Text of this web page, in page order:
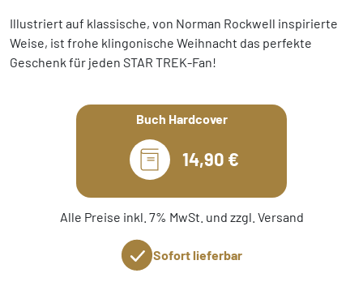
Illustriert auf klassische, von Norman Rockwell inspirierte
Weise, ist frohe klingonische Weihnacht das perfekte
Geschenk für jeden STAR TREK-Fan!
Buch Hardcover
14,90 €
Alle Preise inkl. 7% MwSt. und zzgl. Versand
Sofort lieferbar